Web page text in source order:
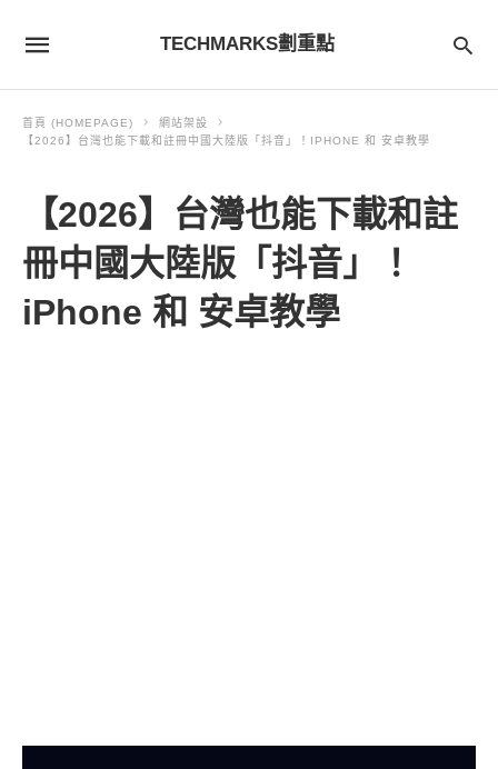
TECHMARKS劃重點
首頁 (HOMEPAGE)
網站架設
【2026】台灣也能下載和註冊中國大陸版「抖音」！IPHONE 和 安卓教學
【2026】台灣也能下載和註
冊中國大陸版「抖音」！
iPhone 和 安卓教學